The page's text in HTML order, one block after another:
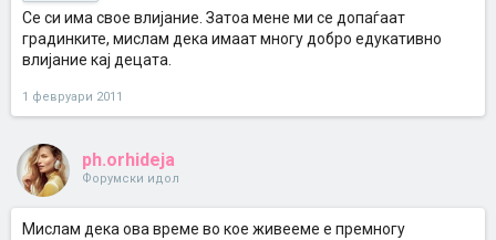
Се си има свое влијание. Затоа мене ми се допаѓаат
градинките, мислам дека имаат многу добро едукативно
влијание кај децата.
1 февруари 2011
ph.orhideja
Форумски идол
Мислам дека ова време во кое живееме е премногу